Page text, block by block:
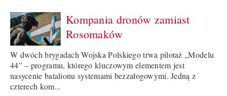
Kompania dronów zamiast
Rosomaków
W dwóch brygadach Wojska Polskiego trwa pilotaż „Modelu
44” – programu, którego kluczowym elementem jest
nasycenie batalionu systemami bezzałogowymi. Jedną z
czterech kom...